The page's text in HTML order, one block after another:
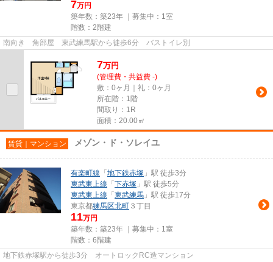
7万円
築年数：築23年 ｜募集中： 1室
階数：2階建
南向き 角部屋 東武練馬駅から徒歩6分 バストイレ別
7万円
(管理費・共益費 -)
敷：0ヶ月｜礼：0ヶ月
所在階：1階
間取り：1R
面積：20.00㎡
賃貸｜マンション メゾン・ド・ソレイユ
有楽町線 「 地下鉄赤塚 」駅 徒歩3分
東武東上線 「 下赤塚 」駅 徒歩5分
東武東上線 「 東武練馬 」駅 徒歩17分
東京都練馬区北町 ３丁目
11万円
築年数：築23年 ｜募集中： 1室
階数：6階建
地下鉄赤塚駅から徒歩3分 オートロックRC造マンション